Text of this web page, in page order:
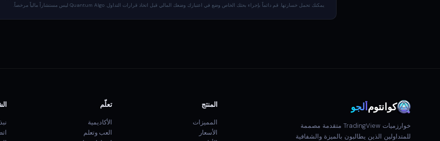
يمكنك تحمل خسارتها. قم دائماً بإجراء بحثك الخاص وضع في اعتبارك وضعك المالي قبل اتخاذ قرارات التداول. Quantum Algo ليس مستشاراً مالياً مرخصاً.
كوانتوم ألجو
خوارزميات TradingView متقدمة مصممة
للمتداولين الذين يطالبون بالميزة والشفافية
المنتج
المميزات
الأسعار
تعلّم
الأكاديمية
العب وتعلم